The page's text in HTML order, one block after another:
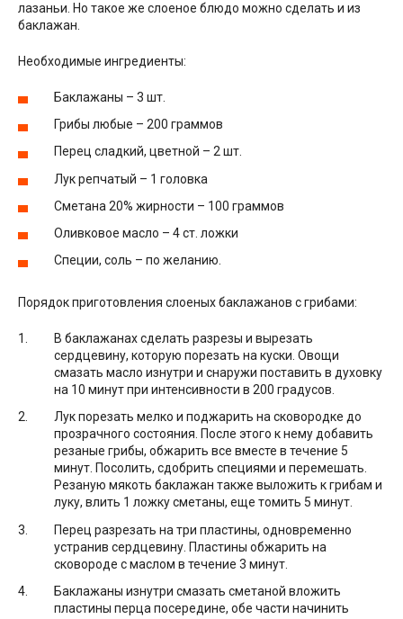
лазаньи. Но такое же слоеное блюдо можно сделать и из
баклажан.
Необходимые ингредиенты:
Баклажаны – 3 шт.
Грибы любые – 200 граммов
Перец сладкий, цветной – 2 шт.
Лук репчатый – 1 головка
Сметана 20% жирности – 100 граммов
Оливковое масло – 4 ст. ложки
Специи, соль – по желанию.
Порядок приготовления слоеных баклажанов с грибами:
В баклажанах сделать разрезы и вырезать
сердцевину, которую порезать на куски. Овощи
смазать масло изнутри и снаружи поставить в духовку
на 10 минут при интенсивности в 200 градусов.
Лук порезать мелко и поджарить на сковородке до
прозрачного состояния. После этого к нему добавить
резаные грибы, обжарить все вместе в течение 5
минут. Посолить, сдобрить специями и перемешать.
Резаную мякоть баклажан также выложить к грибам и
луку, влить 1 ложку сметаны, еще томить 5 минут.
Перец разрезать на три пластины, одновременно
устранив сердцевину. Пластины обжарить на
сковороде с маслом в течение 3 минут.
Баклажаны изнутри смазать сметаной вложить
пластины перца посередине, обе части начинить